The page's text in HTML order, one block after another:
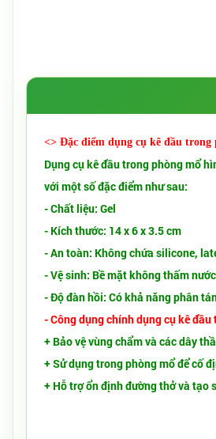
<> Đặc điểm dụng cụ kê đầu
Dụng cụ kê đầu trong phòng mổ
với một số đặc điểm như sau:
- Chất liệu: Gel
- Kích thước: 14 x 6 x 3.5 cm
- An toàn: Không chứa silicone,
- Vệ sinh: Bề mặt không thấm
- Độ đàn hồi: Có khả năng phân
- Công dụng chính dụng cụ kê
+ Bảo vệ vùng chẩm và các dây
+ Sử dụng trong phòng mổ để cố
+ Hỗ trợ ổn định đường thở và tạo